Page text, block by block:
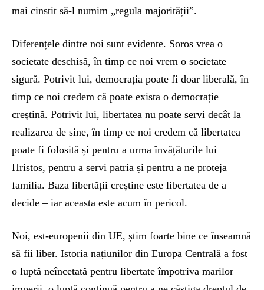
mai cinstit să-l numim „regula majorității”.
Diferențele dintre noi sunt evidente. Soros vrea o
societate deschisă, în timp ce noi vrem o societate
sigură. Potrivit lui, democrația poate fi doar liberală, în
timp ce noi credem că poate exista o democrație
creștină. Potrivit lui, libertatea nu poate servi decât la
realizarea de sine, în timp ce noi credem că libertatea
poate fi folosită și pentru a urma învățăturile lui
Hristos, pentru a servi patria și pentru a ne proteja
familia. Baza libertății creștine este libertatea de a
decide – iar aceasta este acum în pericol.
Noi, est-europenii din UE, știm foarte bine ce înseamnă
să fii liber. Istoria națiunilor din Europa Centrală a fost
o luptă neîncetată pentru libertate împotriva marilor